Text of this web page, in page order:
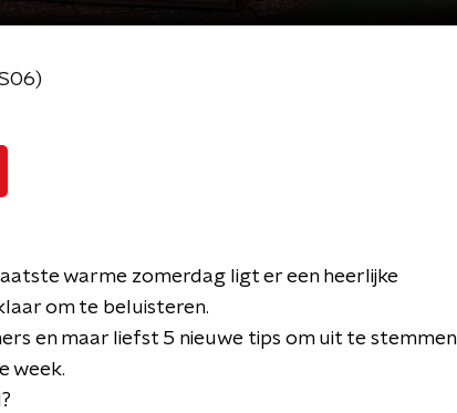
warme zomerdag ligt er een heerlijke
om te beluisteren.
en maar liefst 5 nieuwe tips om uit te stemmen
week.